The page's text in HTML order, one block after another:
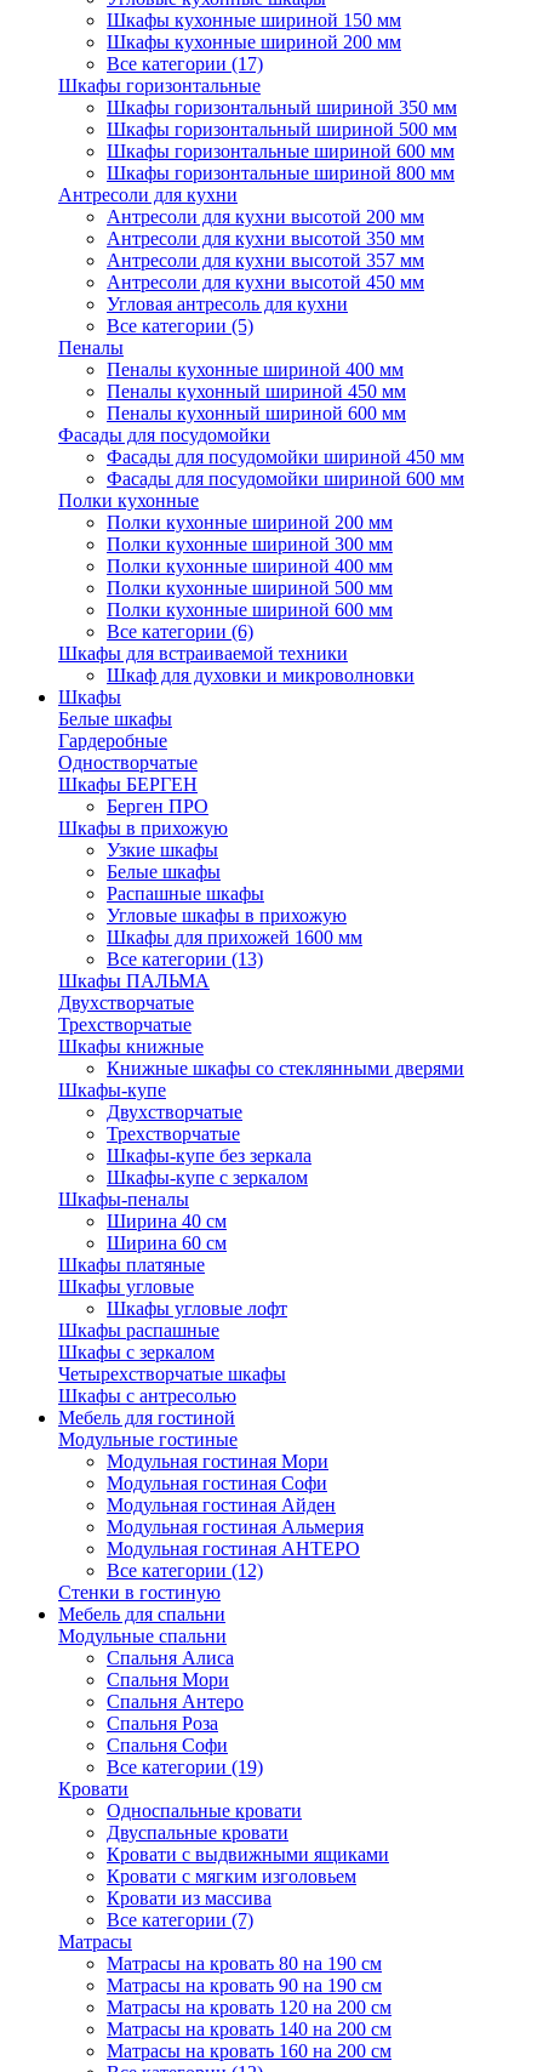
Шкафы кухонные шириной 150 мм
Шкафы кухонные шириной 200 мм
Все категории (17)
Шкафы горизонтальные
Шкафы горизонтальный шириной 350 мм
Шкафы горизонтальный шириной 500 мм
Шкафы горизонтальные шириной 600 мм
Шкафы горизонтальные шириной 800 мм
Антресоли для кухни
Антресоли для кухни высотой 200 мм
Антресоли для кухни высотой 350 мм
Антресоли для кухни высотой 357 мм
Антресоли для кухни высотой 450 мм
Угловая антресоль для кухни
Все категории (5)
Пеналы
Пеналы кухонные шириной 400 мм
Пеналы кухонный шириной 450 мм
Пеналы кухонный шириной 600 мм
Фасады для посудомойки
Фасады для посудомойки шириной 450 мм
Фасады для посудомойки шириной 600 мм
Полки кухонные
Полки кухонные шириной 200 мм
Полки кухонные шириной 300 мм
Полки кухонные шириной 400 мм
Полки кухонные шириной 500 мм
Полки кухонные шириной 600 мм
Все категории (6)
Шкафы для встраиваемой техники
Шкаф для духовки и микроволновки
Шкафы
Белые шкафы
Гардеробные
Одностворчатые
Шкафы БЕРГЕН
Берген ПРО
Шкафы в прихожую
Узкие шкафы
Белые шкафы
Распашные шкафы
Угловые шкафы в прихожую
Шкафы для прихожей 1600 мм
Все категории (13)
Шкафы ПАЛЬМА
Двухстворчатые
Трехстворчатые
Шкафы книжные
Книжные шкафы со стеклянными дверями
Шкафы-купе
Двухстворчатые
Трехстворчатые
Шкафы-купе без зеркала
Шкафы-купе с зеркалом
Шкафы-пеналы
Ширина 40 см
Ширина 60 см
Шкафы платяные
Шкафы угловые
Шкафы угловые лофт
Шкафы распашные
Шкафы с зеркалом
Четырехстворчатые шкафы
Шкафы с антресолью
Мебель для гостиной
Модульные гостиные
Модульная гостиная Мори
Модульная гостиная Софи
Модульная гостиная Айден
Модульная гостиная Альмерия
Модульная гостиная АНТЕРО
Все категории (12)
Стенки в гостиную
Мебель для спальни
Модульные спальни
Спальня Алиса
Спальня Мори
Спальня Антеро
Спальня Роза
Спальня Софи
Все категории (19)
Кровати
Односпальные кровати
Двуспальные кровати
Кровати с выдвижными ящиками
Кровати с мягким изголовьем
Кровати из массива
Все категории (7)
Матрасы
Матрасы на кровать 80 на 190 см
Матрасы на кровать 90 на 190 см
Матрасы на кровать 120 на 200 см
Матрасы на кровать 140 на 200 см
Матрасы на кровать 160 на 200 см